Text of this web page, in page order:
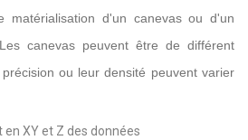
matérialisation d'un canevas ou d'un
canevas peuvent être de différent
ou leur densité peuvent varier
XY et Z des données